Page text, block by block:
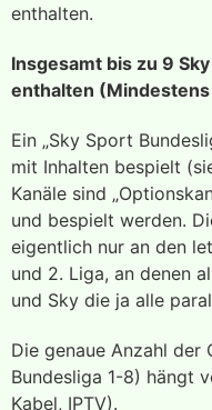
enthalten.
Insgesamt bis zu 9
enthalten
Ein „Sky Sport
mit Inhalten bespielt
Kanäle sind
und bespielt werden.
eigentlich nur an den
und 2. Liga, an denen
und Sky die ja alle
Die genaue Anzahl der
Bundesliga 1-8) hängt
Kabel, IPTV).